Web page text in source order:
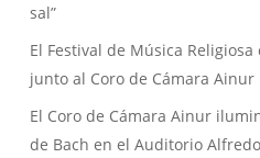
sal”
El Festival de Música
junto al Coro de Cámara Ainur
El Coro de Cámara Ainur
de Bach en el Auditorio